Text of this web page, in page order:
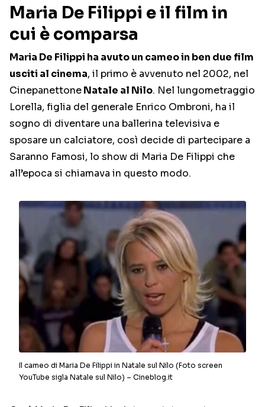
Maria De Filippi e il film in
cui è comparsa
Maria De Filippi ha avuto un cameo in ben due film
usciti al cinema, il primo è avvenuto nel 2002, nel
CinepanettoneNatale al Nilo. Nel lungometraggio
Lorella, figlia del generale Enrico Ombroni, ha il
sogno di diventare una ballerina televisiva e
sposare un calciatore, così decide di partecipare a
Saranno Famosi, lo show di Maria De Filippi che
all’epoca si chiamava in questo modo.
Il cameo di Maria De Filippi in Natale sul Nilo (Foto screen
YouTube sigla Natale sul Nilo) – Cineblog.it